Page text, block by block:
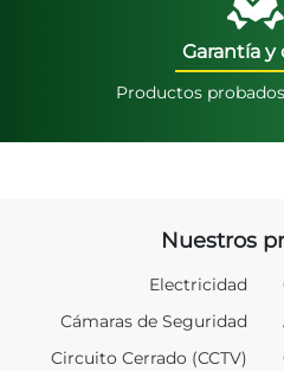
Garantía y
Productos
Nuestros
Electricidad
Cámaras de Seguridad
Circuito Cerrado (CCTV)